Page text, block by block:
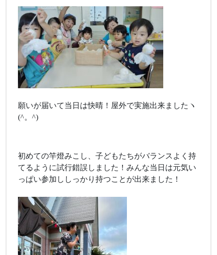
願いが届いて当日は快晴！屋外で実施出来ましたヽ
(^。^)
初めての竿燈みこし、子どもたちがバランスよく持
てるように試行錯誤しました！みんな当日は元気い
っぱい参加ししっかり持つことが出来ました！